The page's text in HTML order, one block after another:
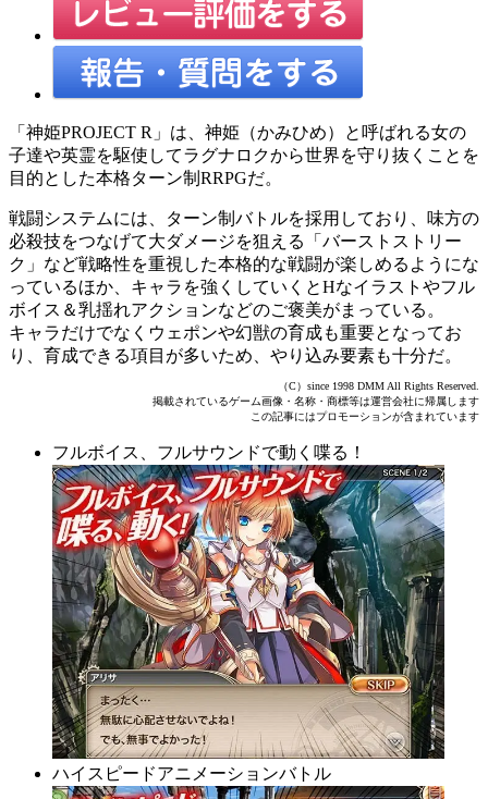
「神姫PROJECT R」は、神姫（かみひめ）と呼ばれる女の
子達や英霊を駆使してラグナロクから世界を守り抜くことを
目的とした本格ターン制RRPGだ。
戦闘システムには、ターン制バトルを採用しており、味方の
必殺技をつなげて大ダメージを狙える「バーストストリー
ク」など戦略性を重視した本格的な戦闘が楽しめるようにな
っているほか、キャラを強くしていくとHなイラストやフル
ボイス＆乳揺れアクションなどのご褒美がまっている。
キャラだけでなくウェポンや幻獣の育成も重要となってお
り、育成できる項目が多いため、やり込み要素も十分だ。
（C）since 1998 DMM All Rights Reserved.
掲載されているゲーム画像・名称・商標等は運営会社に帰属します
この記事にはプロモーションが含まれています
フルボイス、フルサウンドで動く喋る！
ハイスピードアニメーションバトル